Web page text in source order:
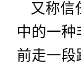
又称信
中的一
前走一段